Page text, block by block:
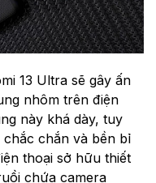
13 Ultra sẽ gây ấn
nhôm trên điện
này khá dày, tuy
chắc chắn và bền bỉ
thoại sở hữu thiết
chứa camera